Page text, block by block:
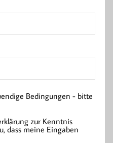
Bedingungen - bitte
zur Kenntnis
dass meine Eingaben